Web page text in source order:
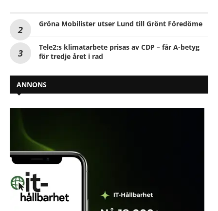
Gröna Mobilister utser Lund till Grönt Föredöme
Tele2:s klimatarbete prisas av CDP – får A-betyg
för tredje året i rad
ANNONS